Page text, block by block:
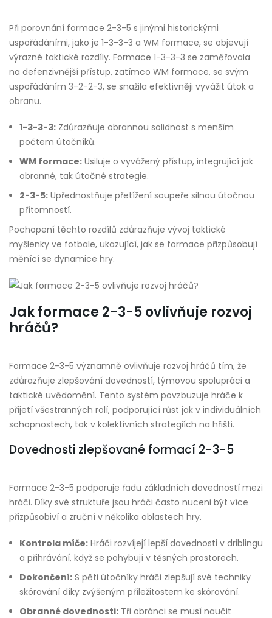
Při porovnání formace 2-3-5 s jinými historickými
uspořádáními, jako je 1-3-3-3 a WM formace, se objevují
výrazné taktické rozdíly. Formace 1-3-3-3 se zaměřovala
na defenzivnější přístup, zatímco WM formace, se svým
uspořádáním 3-2-2-3, se snažila efektivněji vyvážit útok a
obranu.
1-3-3-3: Zdůrazňuje obrannou solidnost s menším
počtem útočníků.
WM formace: Usiluje o vyvážený přístup, integrující jak
obranné, tak útočné strategie.
2-3-5: Upřednostňuje přetížení soupeře silnou útočnou
přítomností.
Pochopení těchto rozdílů zdůrazňuje vývoj taktické
myšlenky ve fotbale, ukazující, jak se formace přizpůsobují
měnící se dynamice hry.
Jak formace 2-3-5 ovlivňuje rozvoj
hráčů?
Formace 2-3-5 významně ovlivňuje rozvoj hráčů tím, že
zdůrazňuje zlepšování dovedností, týmovou spolupráci a
taktické uvědomění. Tento systém povzbuzuje hráče k
přijetí všestranných rolí, podporující růst jak v individuálních
schopnostech, tak v kolektivních strategiích na hřišti.
Dovednosti zlepšované formací 2-3-5
Formace 2-3-5 podporuje řadu základních dovedností mezi
hráči. Díky své struktuře jsou hráči často nuceni být více
přizpůsobiví a zruční v několika oblastech hry.
Kontrola míče: Hráči rozvíjejí lepší dovednosti v driblingu
a přihrávání, když se pohybují v těsných prostorech.
Dokončení: S pěti útočníky hráči zlepšují své techniky
skórování díky zvýšeným příležitostem ke skórování.
Obranné dovednosti: Tři obránci se musí naučit